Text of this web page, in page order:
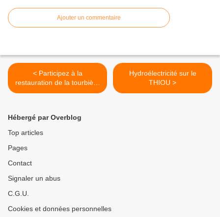
Ajouter un commentaire
< Participez à la
restauration de la tourbière
des Creusates !
Hydroélectricité sur le
THIOU >
Hébergé par Overblog
Top articles
Pages
Contact
Signaler un abus
C.G.U.
Cookies et données personnelles